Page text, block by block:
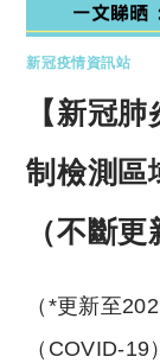
新冠疫情資訊站
【新冠
制檢測區
（不斷更
（*更新至
（COVID-